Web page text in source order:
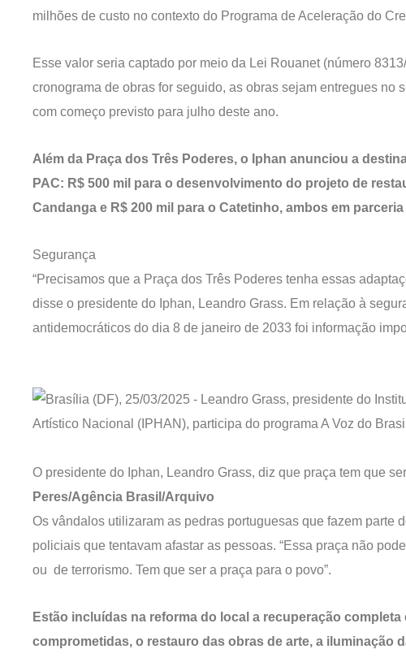
milhões de custo no contexto do Programa de Aceleração do
Esse valor seria captado por meio da Lei Rouanet (número
cronograma de obras for seguido, as obras sejam entregues no
com começo previsto para julho deste ano.
Além da Praça dos Três Poderes, o Iphan anunciou a
PAC: R$ 500 mil para o desenvolvimento do projeto de
Candanga e R$ 200 mil para o Catetinho, ambos em parceria
Segurança
“Precisamos que a Praça dos Três Poderes tenha essas
disse o presidente do Iphan, Leandro Grass. Em relação à
antidemocráticos do dia 8 de janeiro de 2033 foi informação
O presidente do Iphan, Leandro Grass, diz que praça tem que
Peres/Agência Brasil/Arquivo
Os vândalos utilizaram as pedras portuguesas que fazem parte
policiais que tentavam afastar as pessoas. “Essa praça não
ou de terrorismo. Tem que ser a praça para o povo”.
Estão incluídas na reforma do local a recuperação
comprometidas, o restauro das obras de arte, a iluminação